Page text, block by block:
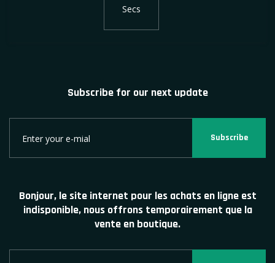
Secs
Subscribe for our next update
Subscribe
Bonjour, le site internet pour les achats en ligne est
indisponible, nous offrons temporairement que la
vente en boutique.